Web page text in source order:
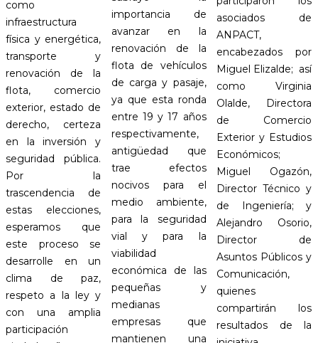
como
infraestructura
física y energética,
transporte y
renovación de la
flota, comercio
exterior, estado de
derecho, certeza
en la inversión y
seguridad pública.
Por la
trascendencia de
estas elecciones,
esperamos que
este proceso se
desarrolle en un
clima de paz,
respeto a la ley y
con una amplia
participación
importancia de
avanzar en la
renovación de la
flota de vehículos
de carga y pasaje,
ya que esta ronda
entre 19 y 17 años
respectivamente,
antigüedad que
trae efectos
nocivos para el
medio ambiente,
para la seguridad
vial y para la
viabilidad
económica de las
pequeñas y
medianas
empresas que
mantienen una
asociados de
ANPACT,
encabezados por
Miguel Elizalde; así
como Virginia
Olalde, Directora
de Comercio
Exterior y Estudios
Económicos;
Miguel Ogazón,
Director Técnico y
de Ingeniería; y
Alejandro Osorio,
Director de
Asuntos Públicos y
Comunicación,
quienes
compartirán los
resultados de la